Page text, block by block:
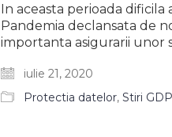
In aceasta perioada
Pandemia declansata de
importanta asigurarii unor
iulie 21, 2020
Protectia datelor, Stiri